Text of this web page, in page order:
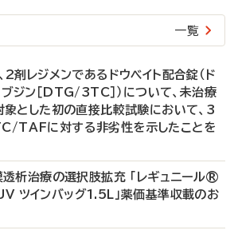
一覧
2剤レジメンであるドウベイト配合錠（ド
ジン［DTG/3TC］）について、未治療
とした初の直接比較試験において、3
TAFに対する非劣性を示したことを
析治療の選択肢拡充 「レギュニール®
ツインバッグ1.5L」薬価基準収載のお